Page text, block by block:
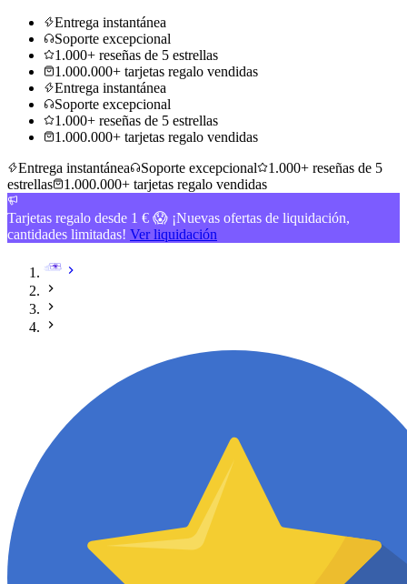
Entrega instantánea
Soporte excepcional
1.000+ reseñas de 5 estrellas
1.000.000+ tarjetas regalo vendidas
Entrega instantánea
Soporte excepcional
1.000+ reseñas de 5 estrellas
1.000.000+ tarjetas regalo vendidas
Entrega instantánea
Soporte excepcional
1.000+ reseñas de 5
estrellas
1.000.000+ tarjetas regalo vendidas
Tarjetas regalo desde 1 € 😱 ¡Nuevas ofertas de liquidación,
cantidades limitadas! Ver liquidación